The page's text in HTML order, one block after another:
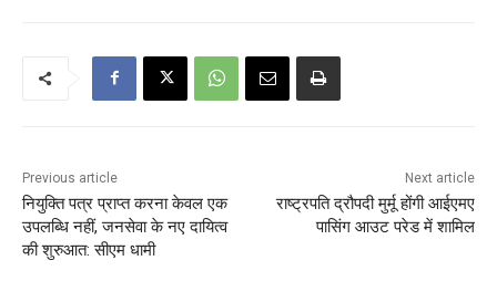
Previous article
नियुक्ति पत्र प्राप्त करना केवल एक
उपलब्धि नहीं, जनसेवा के नए दायित्व
की शुरुआत: सीएम धामी
Next article
राष्ट्रपति द्रौपदी मुर्मू होंगी आईएमए
पासिंग आउट परेड में शामिल